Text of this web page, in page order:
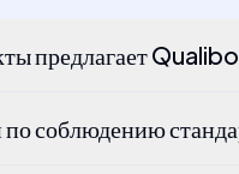
предлагает
по соблюдению